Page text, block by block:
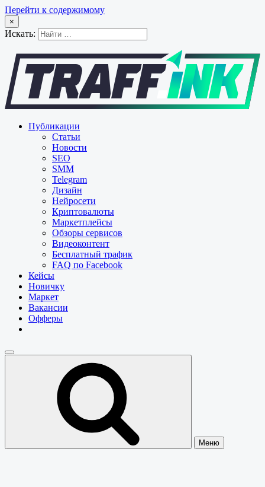
Перейти к содержимому
×
Искать:
Публикации
Статьи
Новости
SEO
SMM
Telegram
Дизайн
Нейросети
Криптовалюты
Маркетплейсы
Обзоры сервисов
Видеоконтент
Бесплатный трафик
FAQ по Facebook
Кейсы
Новичку
Маркет
Вакансии
Офферы
Меню